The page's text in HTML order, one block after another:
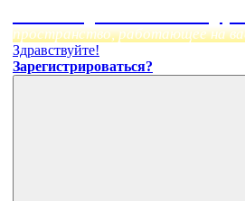
пространство, работающее на
Здравствуйте!
Зарегистрироваться?